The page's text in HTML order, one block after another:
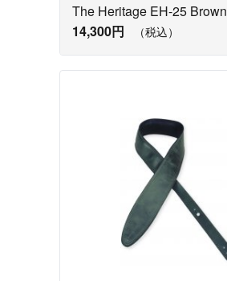
The Heritage EH-25 Brown
14,300円
（税込）